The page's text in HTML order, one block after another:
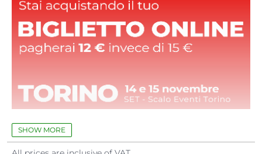
immergersi con il proprio animale da compagnia in un
mondo diformazione,informazione,sport,bellezza,
SHOW MORE